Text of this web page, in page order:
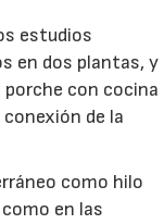
estudios
en dos plantas, y
porche con cocina
de la
como hilo
en las